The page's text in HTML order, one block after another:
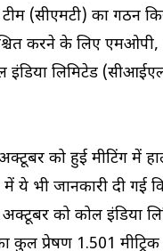
(सीएमटी) का गठन
करने के लिए एमओपी,
लिमिटेड
को हुई मीटिंग में
में ये भी जानकारी दी गई
अक्टूबर को कोल इंडिया
कुल प्रेषण 1.501